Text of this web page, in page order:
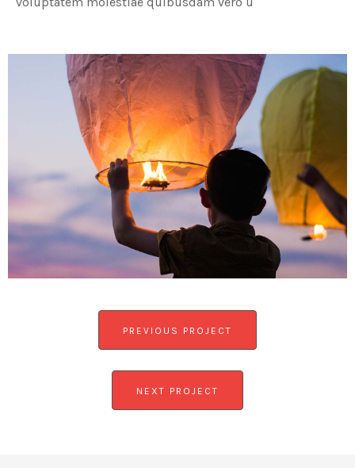
PREVIOUS PROJECT
NEXT PROJECT